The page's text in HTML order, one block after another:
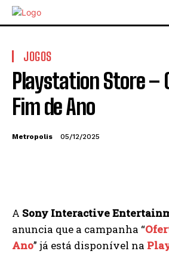
JOGOS
Playstation Store –
Fim de Ano
Metropolis 05/12/2025
A Sony Interactive
anuncia que a campanha “
Ano” já está disponível na